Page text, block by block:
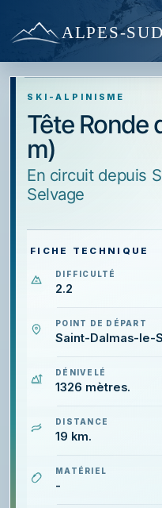
ALPES-SUD
SKI-ALPINISME
Tête Ronde
m)
en circuit depuis Saint-Dalmas-le-
Selvage
FICHE TECHNIQUE
DIFFICULTÉ
2.2
POINT DE DÉPART
Saint-Dalmas-le-
DÉNIVELÉ
1326 mètres.
DISTANCE
19 km.
MATÉRIEL
-